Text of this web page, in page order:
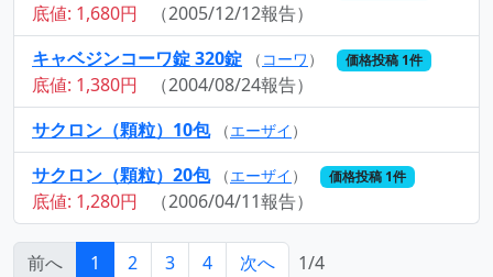
底値: 1,680円
（2005/12/12報告）
キャベジンコーワ錠 320錠
（ コーワ ） 価格投稿 1件
底値: 1,380円
（2004/08/24報告）
サクロン（顆粒）10包
（エーザイ ）
サクロン（顆粒）20包 （エーザイ ） 価格投稿 1件
底値: 1,280円 （2006/04/11報告）
前へ 1 2 3 4 次へ 1/4